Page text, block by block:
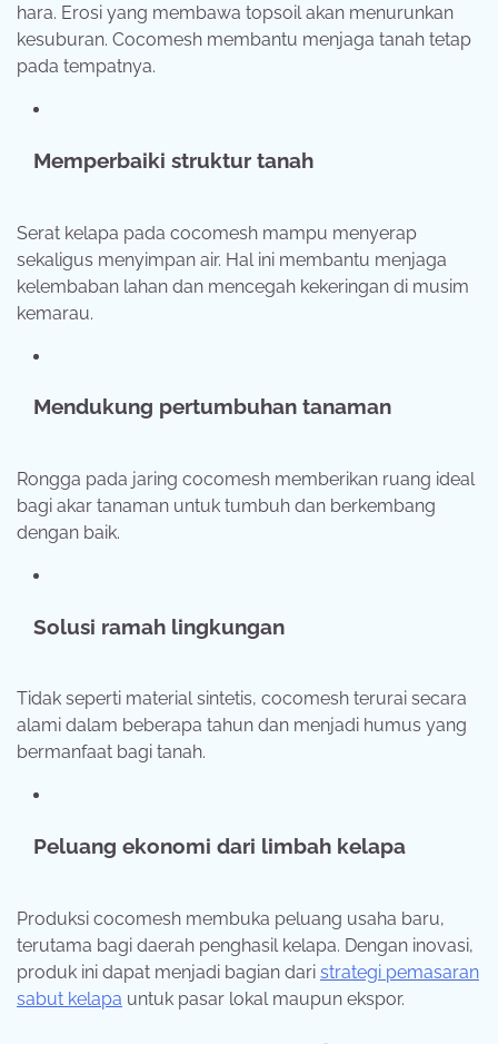
hara. Erosi yang membawa topsoil akan menurunkan
kesuburan. Cocomesh membantu menjaga tanah tetap
pada tempatnya.
Memperbaiki struktur tanah
Serat kelapa pada cocomesh mampu menyerap
sekaligus menyimpan air. Hal ini membantu menjaga
kelembaban lahan dan mencegah kekeringan di musim
kemarau.
Mendukung pertumbuhan tanaman
Rongga pada jaring cocomesh memberikan ruang ideal
bagi akar tanaman untuk tumbuh dan berkembang
dengan baik.
Solusi ramah lingkungan
Tidak seperti material sintetis, cocomesh terurai secara
alami dalam beberapa tahun dan menjadi humus yang
bermanfaat bagi tanah.
Peluang ekonomi dari limbah kelapa
Produksi cocomesh membuka peluang usaha baru,
terutama bagi daerah penghasil kelapa. Dengan inovasi,
produk ini dapat menjadi bagian dari strategi pemasaran
sabut kelapa untuk pasar lokal maupun ekspor.